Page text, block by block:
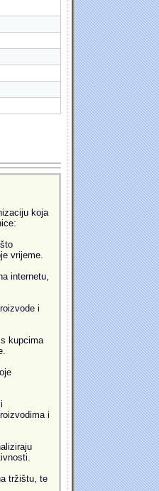
koja
vrijeme.
internetu,
i
kupcima
i
tržištu, te